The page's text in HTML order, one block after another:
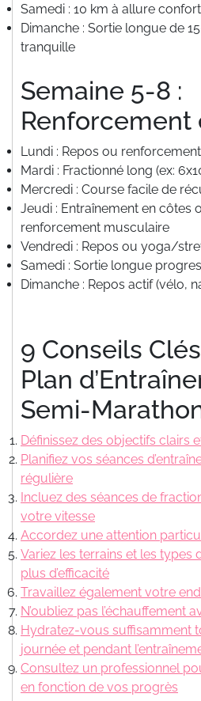
Samedi : 10 km à allure
Dimanche : Sortie longue de
tranquille
Semaine 5-8 :
Renforcement
Lundi : Repos ou
Mardi : Fractionné long (ex:
Mercredi : Course facile de
Jeudi : Entraînement en côtes
renforcement musculaire
Vendredi : Repos ou yoga/
Samedi : Sortie longue
Dimanche : Repos actif (vélo,
9 Conseils
Plan
Semi-
Définissez des objectifs clairs
Planifiez vos séances
régulière
Incluez des séances de
votre vitesse
Accordez une attention
Variez les terrains et les types
plus d’efficacité
Travaillez également votre
N’oubliez pas l’échauffement
Hydratez-vous suffisamment
journée et pendant
Consultez un professionnel
en fonction de vos progrès